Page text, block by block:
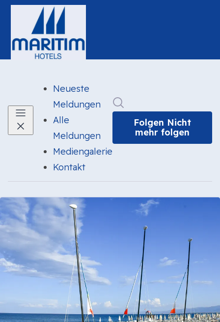
Neueste
Meldungen
Alle
Meldungen
Mediengalerie
Kontakt
Folgen Nicht
mehr folgen